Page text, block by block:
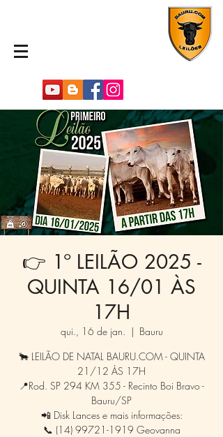
👉 1º LEILÃO 2025 -
QUINTA 16/01 ÀS
17H
qui., 16 de jan.
  |
Bauru
🐂 LEILÃO DE NATAL BAURU.COM - QUINTA
21/12 ÀS 17H
📍Rod. SP 294 KM 355 - Recinto Boi Bravo -
Bauru/SP
📲 Disk Lances e mais informações:
📞 (14) 99721-1919 Geovanna